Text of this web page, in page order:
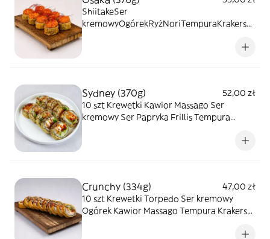
ShiitakeSer
kremowyOgórekRyżNoriTempuraKrakersyT
Sydney (370g)
52,00 zł
10 szt Krewetki Kawior Massago Ser
kremowy Ser Papryka Frillis Tempura
Crunchy (334g)
47,00 zł
10 szt Krewetki Torpedо Ser kremowy
Ogórek Kawior Massago Tempura Krakersy